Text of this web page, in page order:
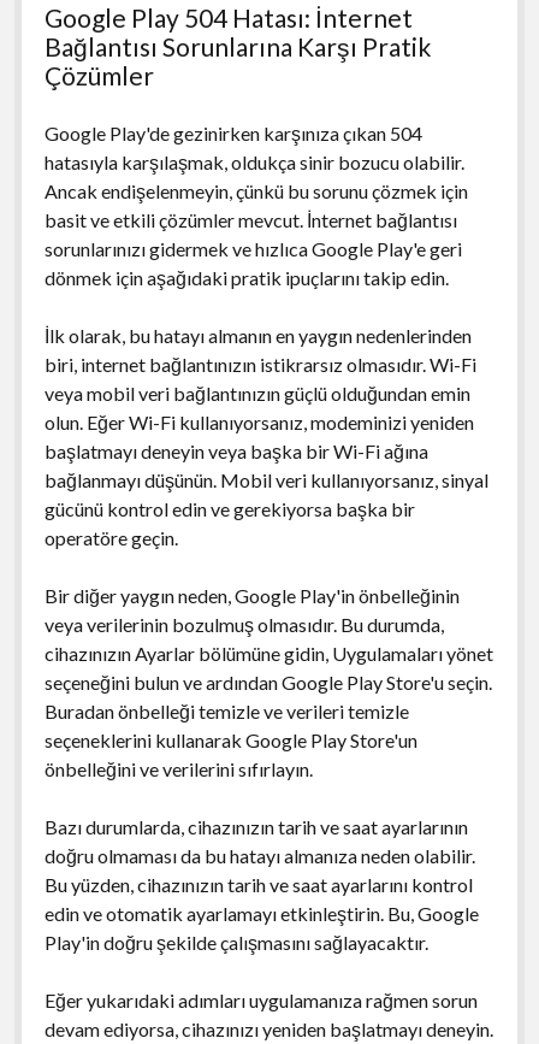
Google Play 504 Hatası: İnternet
Bağlantısı Sorunlarına Karşı Pratik
Çözümler
Google Play'de gezinirken karşınıza çıkan 504
hatasıyla karşılaşmak, oldukça sinir bozucu olabilir.
Ancak endişelenmeyin, çünkü bu sorunu çözmek için
basit ve etkili çözümler mevcut. İnternet bağlantısı
sorunlarınızı gidermek ve hızlıca Google Play'e geri
dönmek için aşağıdaki pratik ipuçlarını takip edin.
İlk olarak, bu hatayı almanın en yaygın nedenlerinden
biri, internet bağlantınızın istikrarsız olmasıdır. Wi-Fi
veya mobil veri bağlantınızın güçlü olduğundan emin
olun. Eğer Wi-Fi kullanıyorsanız, modeminizi yeniden
başlatmayı deneyin veya başka bir Wi-Fi ağına
bağlanmayı düşünün. Mobil veri kullanıyorsanız, sinyal
gücünü kontrol edin ve gerekiyorsa başka bir
operatöre geçin.
Bir diğer yaygın neden, Google Play'in önbelleğinin
veya verilerinin bozulmuş olmasıdır. Bu durumda,
cihazınızın Ayarlar bölümüne gidin, Uygulamaları yönet
seçeneğini bulun ve ardından Google Play Store'u seçin.
Buradan önbelleği temizle ve verileri temizle
seçeneklerini kullanarak Google Play Store'un
önbelleğini ve verilerini sıfırlayın.
Bazı durumlarda, cihazınızın tarih ve saat ayarlarının
doğru olmaması da bu hatayı almanıza neden olabilir.
Bu yüzden, cihazınızın tarih ve saat ayarlarını kontrol
edin ve otomatik ayarlamayı etkinleştirin. Bu, Google
Play'in doğru şekilde çalışmasını sağlayacaktır.
Eğer yukarıdaki adımları uygulamanıza rağmen sorun
devam ediyorsa, cihazınızı yeniden başlatmayı deneyin.